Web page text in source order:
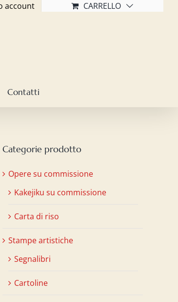
account CARRELLO
Contatti
Categorie prodotto
Opere su commissione
Kakejiku su commissione
Carta di riso
Stampe artistiche
Segnalibri
Cartoline